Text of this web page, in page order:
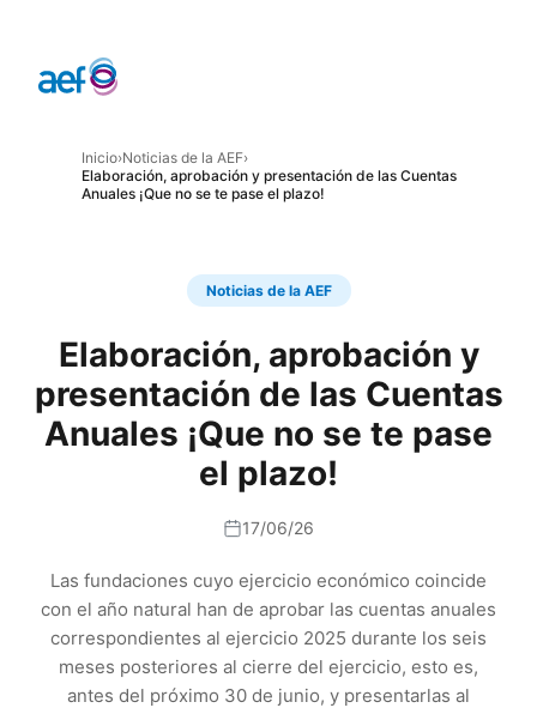
Inicio›Noticias de la AEF›
Elaboración, aprobación y presentación de las Cuentas
Anuales ¡Que no se te pase el plazo!
Noticias de la AEF
Elaboración, aprobación y
presentación de las Cuentas
Anuales ¡Que no se te pase
el plazo!
17/06/26
Las fundaciones cuyo ejercicio económico coincide
con el año natural han de aprobar las cuentas anuales
correspondientes al ejercicio 2025 durante los seis
meses posteriores al cierre del ejercicio, esto es,
antes del próximo 30 de junio, y presentarlas al